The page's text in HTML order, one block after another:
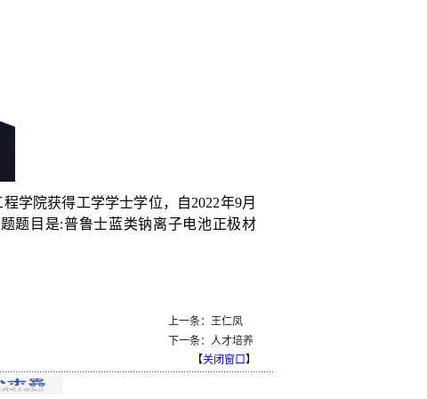
学院获得工学学士学位，自2022年9月
题目是:普鲁士蓝类钠离子电池正极材
上一条：王仁凤
下一条：人才培养
【关闭窗口】